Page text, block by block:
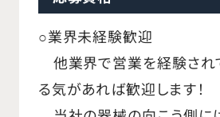
○業界未経験歓迎
他業界で営業を経験され
る気があれば歓迎します！